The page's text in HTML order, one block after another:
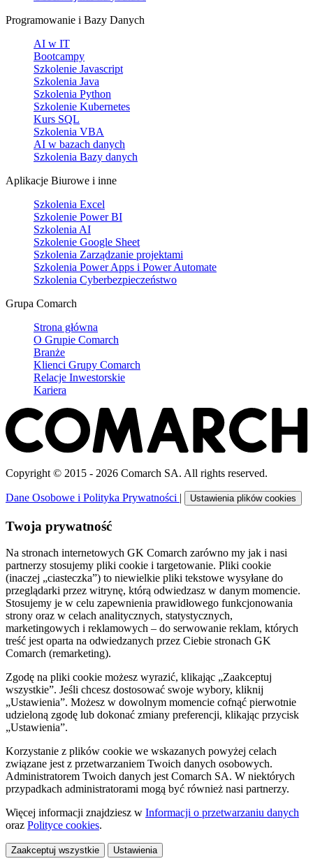
Programowanie i Bazy Danych
AI w IT
Bootcampy
Szkolenie Javascript
Szkolenia Java
Szkolenia Python
Szkolenie Kubernetes
Kurs SQL
Szkolenia VBA
AI w bazach danych
Szkolenia Bazy danych
Aplikacje Biurowe i inne
Szkolenia Excel
Szkolenie Power BI
Szkolenia AI
Szkolenie Google Sheet
Szkolenia Zarządzanie projektami
Szkolenia Power Apps i Power Automate
Szkolenia Cyberbezpieczeństwo
Grupa Comarch
Strona główna
O Grupie Comarch
Branże
Klienci Grupy Comarch
Relacje Inwestorskie
Kariera
Copyright © 2015 - 2026 Comarch SA. All rights reserved.
Dane Osobowe i Polityka Prywatności | Ustawienia plików cookies
Twoja prywatność
Na stronach internetowych GK Comarch zarówno my jak i nasi
partnerzy stosujemy pliki cookie i targetowanie. Pliki cookie
(inaczej „ciasteczka”) to niewielkie pliki tekstowe wysyłane do
przeglądarki przez witrynę, którą odwiedzasz w danym momencie.
Stosujemy je w celu zapewnienia prawidłowego funkcjonowania
strony oraz w celach analitycznych, statystycznych,
marketingowych i reklamowych – do serwowanie reklam, których
treść jest oparta na odwiedzanych przez Ciebie stronach GK
Comarch (remarketing).
Zgodę na pliki cookie możesz wyrazić, klikając „Zaakceptuj
wszystkie”. Jeśli chcesz dostosować swoje wybory, kliknij
„Ustawienia”. Możesz w dowolnym momencie cofnąć pierwotnie
udzieloną zgodę lub dokonać zmiany preferencji, klikając przycisk
„Ustawienia”.
Korzystanie z plików cookie we wskazanych powyżej celach
związane jest z przetwarzaniem Twoich danych osobowych.
Administratorem Twoich danych jest Comarch SA. W niektórych
przypadkach administratorami mogą być również nasi partnerzy.
Więcej informacji znajdziesz w Informacji o przetwarzaniu danych
oraz Polityce cookies.
Zaakceptuj wszystkie Ustawienia